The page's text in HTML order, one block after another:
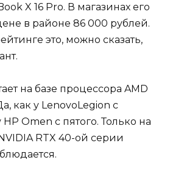
X 16 Pro. В магазинах его
в районе 86 000 рублей.
это, можно сказать,
на базе процессора AMD
как у LenovoLegion с
Omen с пятого. Только на
RTX 40-ой серии